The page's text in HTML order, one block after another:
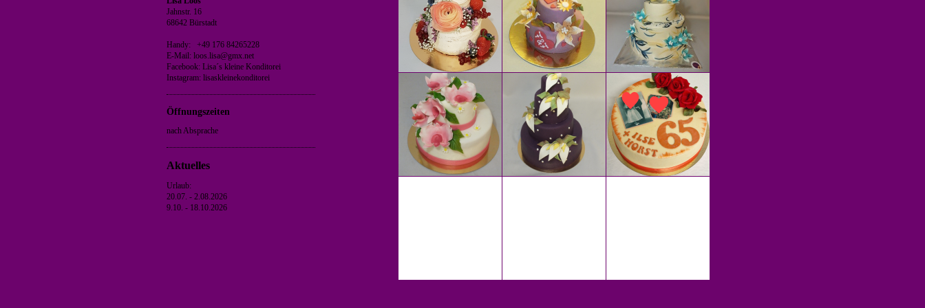
Jahnstr. 16
68642 Bürstadt
Handy: +49 176 84265228
E-Mail: loos.lisa@gmx.net
Facebook: Lisa´s kleine Konditorei
Instagram: lisaskleinekonditorei
Öffnungszeiten
nach Absprache
Aktuelles
Urlaub:
20.07. - 2.08.2026
9.10. - 18.10.2026